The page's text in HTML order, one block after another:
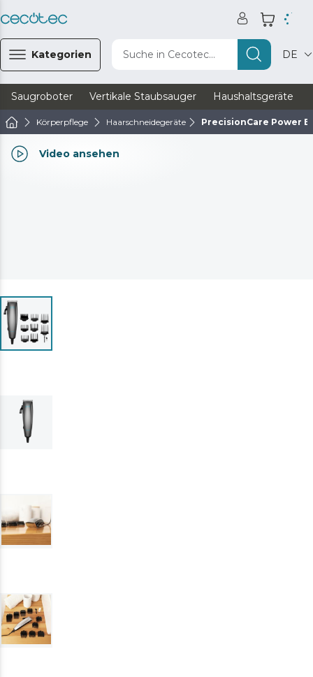
Kategorien Suche in Cecotec... DE
Saugroboter Vertikale Staubsauger Haushaltsgeräte
Körperpflege Haarschneidegeräte PrecisionCare Power
Video ansehen